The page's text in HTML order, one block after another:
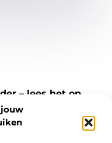
– lees het op
en artikelen over
te bieden heeft.